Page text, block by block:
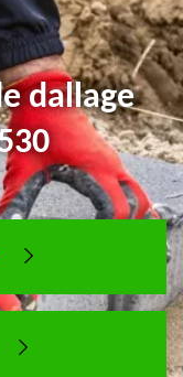
dallage